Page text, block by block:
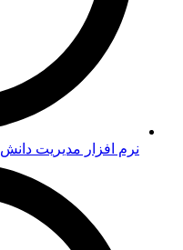
نرم افزار مدیریت دانش